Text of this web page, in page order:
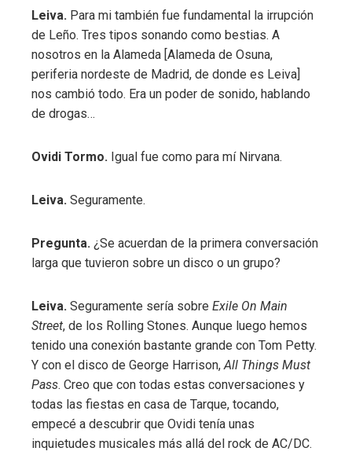
Leiva. Para mi también fue fundamental la irrupción
de Leño. Tres tipos sonando como bestias. A
nosotros en la Alameda [Alameda de Osuna,
periferia nordeste de Madrid, de donde es Leiva]
nos cambió todo. Era un poder de sonido, hablando
de drogas…
Ovidi Tormo. Igual fue como para mí Nirvana.
Leiva. Seguramente.
Pregunta. ¿Se acuerdan de la primera conversación
larga que tuvieron sobre un disco o un grupo?
Leiva. Seguramente sería sobre Exile On Main
Street, de los Rolling Stones. Aunque luego hemos
tenido una conexión bastante grande con Tom Petty.
Y con el disco de George Harrison,All Things Must
Pass. Creo que con todas estas conversaciones y
todas las fiestas en casa de Tarque, tocando,
empecé a descubrir que Ovidi tenía unas
inquietudes musicales más allá del rock de AC/DC.